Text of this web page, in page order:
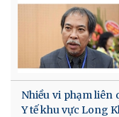
Nhiều vi phạm liên
Y tế khu vực Long